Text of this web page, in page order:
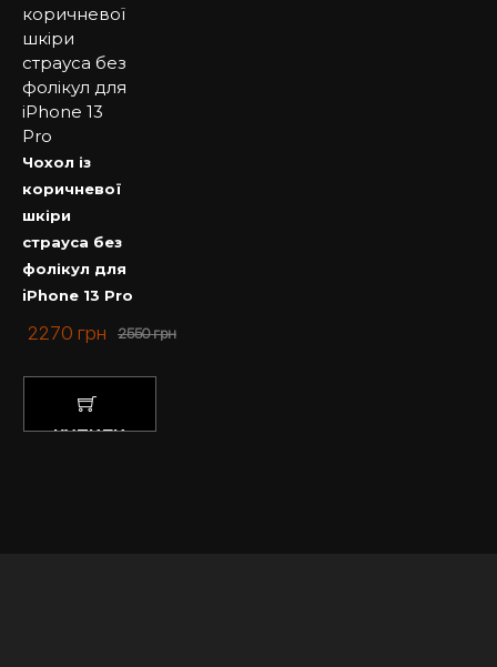
Чохол із
коричневої
шкіри
страуса без
фолікул для
iPhone 13 Pro
2550грн
2270 грн
КУПИТИ